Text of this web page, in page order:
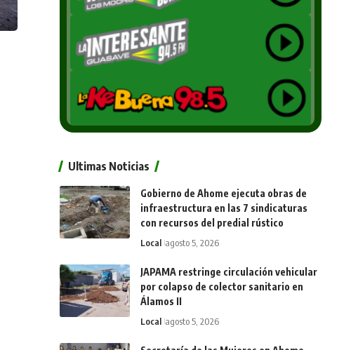
Ultimas Noticias
Gobierno de Ahome ejecuta obras de
infraestructura en las 7 sindicaturas
con recursos del predial rústico
Local agosto 5, 2026
JAPAMA restringe circulación vehicular
por colapso de colector sanitario en
Álamos II
Local agosto 5, 2026